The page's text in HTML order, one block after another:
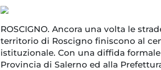
ROSCIGNO. Ancora una volta le
territorio di Roscigno finiscono al
istituzionale. Con una diffida
Provincia di Salerno ed alla